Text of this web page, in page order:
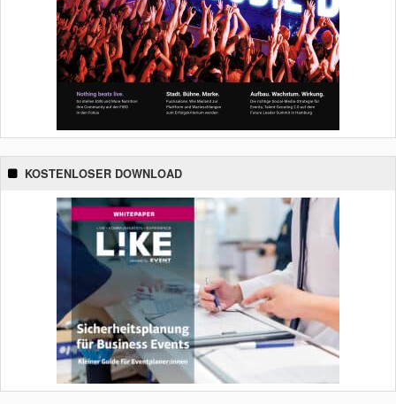
KOSTENLOSER DOWNLOAD